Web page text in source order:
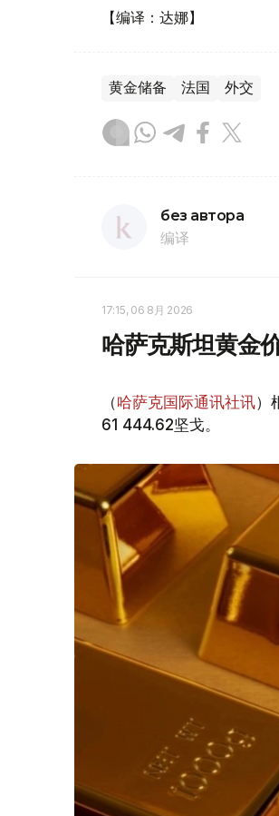
【编译：达娜】
黄金储备 法国 外交
без автора
编译
17:15, 06 8月 2026
哈萨克斯坦黄金
（哈萨克国际通讯社讯）
61 444.62坚戈。